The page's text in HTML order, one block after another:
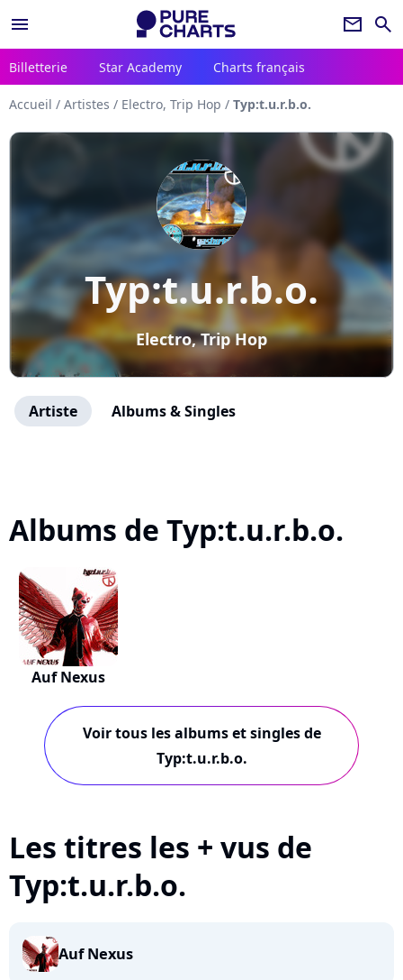
menu newsletter search
Billetterie Star Academy Charts français
Accueil / Artistes / Electro, Trip Hop / Typ:t.u.r.b.o.
Typ:t.u.r.b.o.
Electro, Trip Hop
Artiste Albums & Singles
Albums de Typ:t.u.r.b.o.
Auf Nexus
Voir tous les albums et singles de
Typ:t.u.r.b.o.
Les titres les + vus de
Typ:t.u.r.b.o.
Auf Nexus